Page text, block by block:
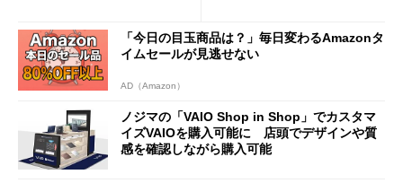
「今日の目玉商品は？」毎日変わるAmazonタ
イムセールが見逃せない
AD（Amazon）
ノジマの「VAIO Shop in Shop」でカスタマ
イズVAIOを購入可能に 店頭でデザインや質
感を確認しながら購入可能